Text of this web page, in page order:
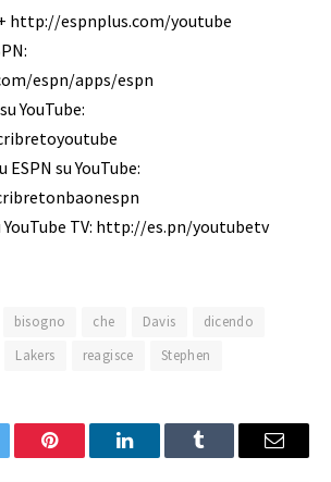
http://espnplus.com/youtube
espn/apps/espn
YouTube:
su YouTube:
YouTube TV: http://es.pn/youtubetv
bisogno che Davis
dicendo
Lakers reagisce Stephen
Pinterest LinkedInTumblr Email